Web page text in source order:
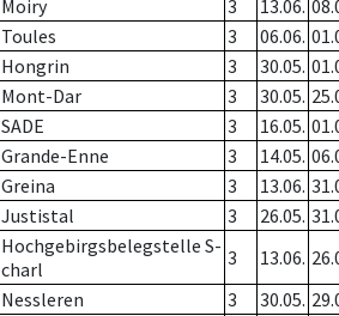
Moiry 3 13.06.
Toules 3 06.06.
Hongrin 3 30.05.
Mont-Dar 3 30.05.
SADE 3 16.05.
Grande-Enne 3 14.05.
Greina 3 13.06.
Justistal 3 26.05.
Hochgebirgsbelegstelle S-
charl
3 13.06.
Nessleren 3 30.05.